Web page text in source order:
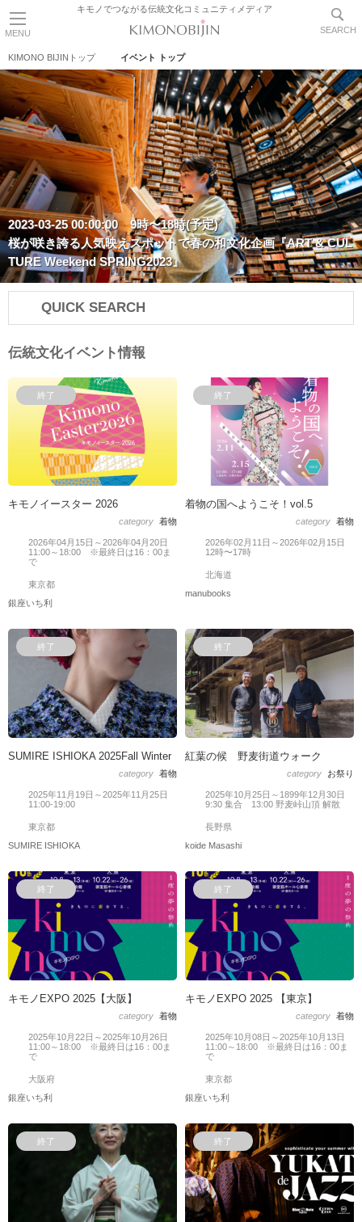
MENU
キモノでつながる伝統文化コミュニティメディア
SEARCH
KIMONO BIJINトップ イベント トップ
2023-03-25 00:00:00 9時〜18時(予定)
桜が咲き誇る人気映えスポットで春の和文化企画『ART & CUL
TURE Weekend SPRING2023』
QUICK SEARCH
伝統文化イベント情報
終了
キモノイースター 2026
category 着物
2026年04月15日～2026年04月20日
11:00～18:00 ※最終日は16：00ま
で
東京都
銀座いち利
終了
着物の国へようこそ！vol.5
category 着物
2026年02月11日～2026年02月15日
12時〜17時
北海道
manubooks
終了
SUMIRE ISHIOKA 2025Fall Winter
category 着物
2025年11月19日～2025年11月25日
11:00-19:00
東京都
SUMIRE ISHIOKA
終了
紅葉の候 野麦街道ウォーク
category お祭り
2025年10月25日～1899年12月30日
9:30 集合 13:00 野麦峠山頂 解散
長野県
koide Masashi
終了
キモノEXPO 2025【大阪】
category 着物
2025年10月22日～2025年10月26日
11:00～18:00 ※最終日は16：00ま
で
大阪府
銀座いち利
終了
キモノEXPO 2025 【東京】
category 着物
2025年10月08日～2025年10月13日
11:00～18:00 ※最終日は16：00ま
で
東京都
銀座いち利
終了 終了